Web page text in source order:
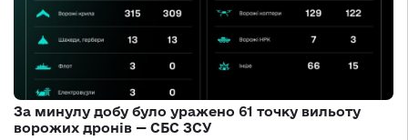
За минулу добу було уражено 61 точку вильоту
ворожих дронів — СБС ЗСУ